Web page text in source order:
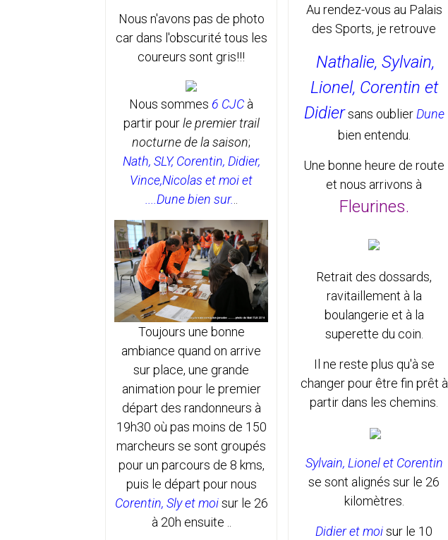
Nous n'avons pas de photo
car dans l'obscurité tous les
coureurs sont gris!!!
Nous sommes 6 CJC à
partir pourle premier trail
nocturne de la saison;
Nath, SLY, Corentin, Didier,
Vince,Nicolas et moi et
....Dune bien sur.
Toujours une bonne
ambiance quand on arrive
sur place, une grande
animation pour le premier
départ des randonneurs à
19h30 où pas moins de 150
marcheurs se sont groupés
pour un parcours de 8 kms,
puis le départ pour nous
Corentin, Sly et moisur le 26
à 20h ensuite ..
Au rendez-vous au Palais
des Sports, je retrouve
Nathalie, Sylvain,
Lionel, Corentin et
Didiersans oublierDune
bien entendu.
Une bonne heure de route
et nous arrivons à
Fleurines.
Retrait des dossards,
ravitaillement à la
boulangerie et à la
superette du coin.
Il ne reste plus qu'à se
changer pour être fin prêt à
partir dans les chemins.
Sylvain, Lionel et Corentin
se sont alignés sur le 26
kilomètres.
Didier et moisur le 10